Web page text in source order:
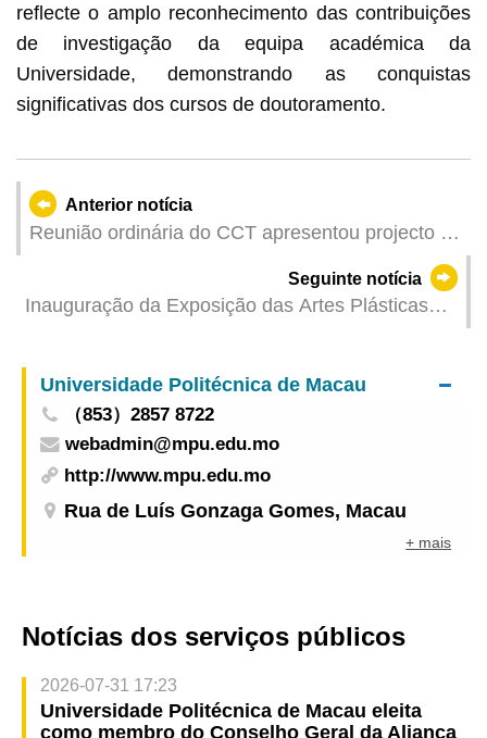
reflecte o amplo reconhecimento das contribuições
de investigação da equipa académica da
Universidade, demonstrando as conquistas
significativas dos cursos de doutoramento.
Anterior notícia
Reunião ordinária do CCT apresentou projecto de
Morais para melhorar rede viáriaSeguinte notícia
Inauguração da Exposição das Artes Plásticas
17.ª Semana Cultural da China e dos Países de
Língua Portuguesa (Zhongshan)
Universidade Politécnica de Macau
（853）2857 8722
webadmin@mpu.edu.mo
http://www.mpu.edu.mo
Rua de Luís Gonzaga Gomes, Macau
+ mais
Notícias dos serviços públicos
2026-07-31 17:23
Universidade Politécnica de Macau eleita
como membro do Conselho Geral da Aliança